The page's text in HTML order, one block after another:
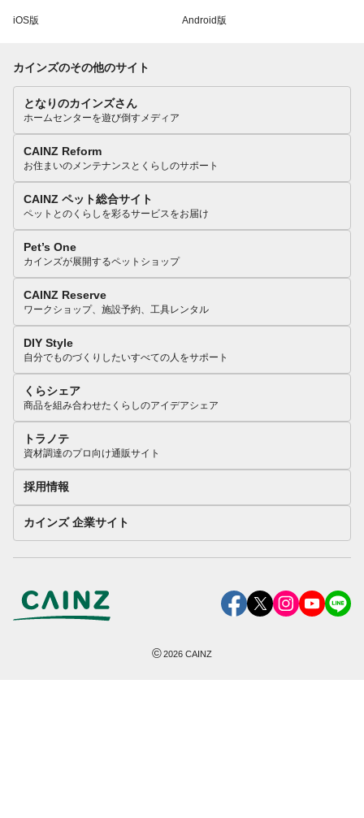
iOS版 Android版
カインズのその他のサイト
となりのカインズさん
ホームセンターを遊び倒すメディア
CAINZ Reform
お住まいのメンテナンスとくらしのサポート
CAINZ ペット総合サイト
ペットとのくらしを彩るサービスをお届け
Pet’s One
カインズが展開するペットショップ
CAINZ Reserve
ワークショップ、施設予約、工具レンタル
DIY Style
自分でものづくりしたいすべての人をサポート
くらシェア
商品を組み合わせたくらしのアイデアシェア
トラノテ
資材調達のプロ向け通販サイト
採用情報
カインズ 企業サイト
©2026 CAINZ